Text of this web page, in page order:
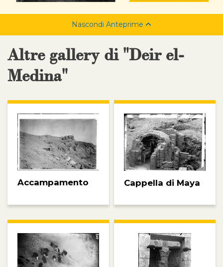
Nascondi Anteprime
Altre gallery di "Deir el-
Medina"
Accampamento Cappella di Maya